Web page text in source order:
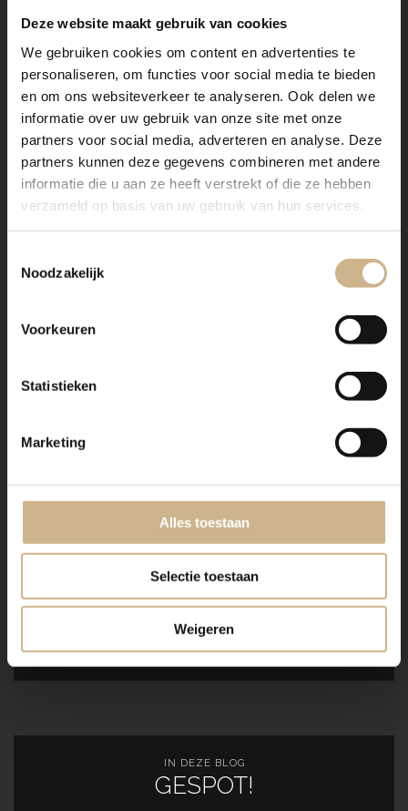
Deze website maakt gebruik van cookies
We gebruiken cookies om content en advertenties te
personaliseren, om functies voor social media te bieden
en om ons websiteverkeer te analyseren. Ook delen we
informatie over uw gebruik van onze site met onze
partners voor social media, adverteren en analyse. Deze
partners kunnen deze gegevens combineren met andere
informatie die u aan ze heeft verstrekt of die ze hebben
verzameld op basis van uw gebruik van hun services.
Noodzakelijk
Voorkeuren
Statistieken
Marketing
Alles toestaan
Selectie toestaan
Weigeren
WIL JE DEZE INSPIRATIE
DELEN?
IN DEZE BLOG
GESPOT!